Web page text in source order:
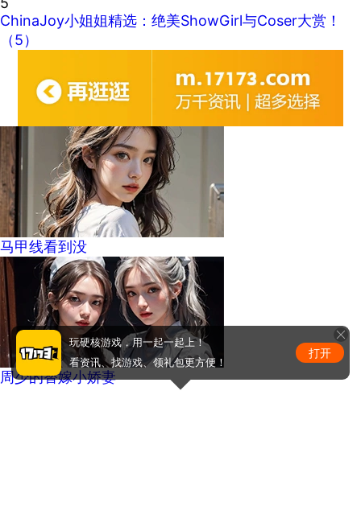
ChinaJoy小姐姐精选：绝美ShowGirl与Coser大赏！
（5）
马甲线看到没
周少的替嫁小娇妻
玩硬核游戏，用一起一起上！
看资讯、找游戏、领礼包更方便！
打开